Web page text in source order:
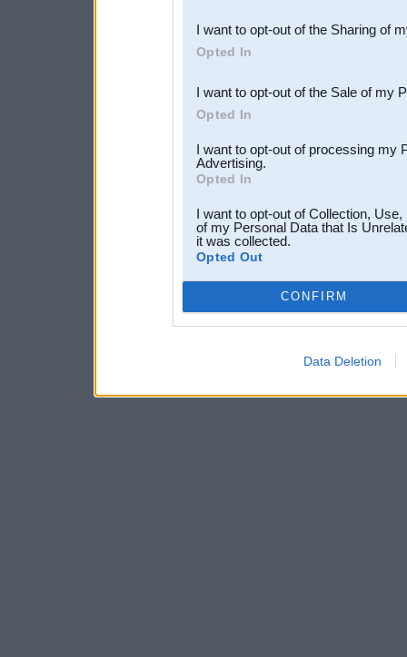
Downstream Participants
third parties.
I want to opt-out of the Sharing of
Opted In
I want to opt-out of the Sale of my
Opted In
I want to opt-out of processing my
Advertising.
Opted In
I want to opt-out of Collection,
of my Personal Data that Is
it was collected.
Opted Out
CONFIRM
Data Deletion